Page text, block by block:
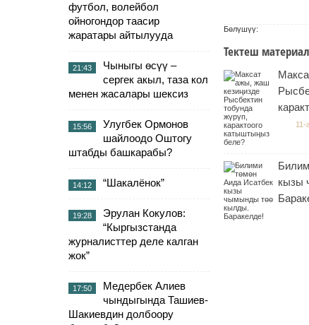
футбол, волейбол
ойногондор таасир
жаратары айтылууда
21:43
Чыныгы өсүү –
сергек акыл, таза кол
менен жасалары шексиз
15:56
Улугбек Ормонов
шайлоодо Оштогу
штабды башкарабы?
14:12 “Шакалёнок”
19:28
Эрулан Кокулов:
“Кыргызстанда
журналисттер деле калган
жок”
17:50
Медербек Алиев
чындыгында Ташиев-
Шакиевдин долбоору
Бөлүшүү:
Тектеш
11-
кызы